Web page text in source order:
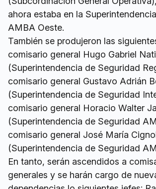
ahora estaba en la
AMBA Oeste.
También se produjeron las
comisario general Hugo Gabriel
(Superintendencia de Seguridad
comisario general Gustavo Adrián
(Superintendencia de Seguridad
comisario general Horacio Walter
(Superintendencia de Seguridad
comisario general José María
(Superintendencia de Seguridad
En tanto, serán ascendidos a
generales y se harán cargo de